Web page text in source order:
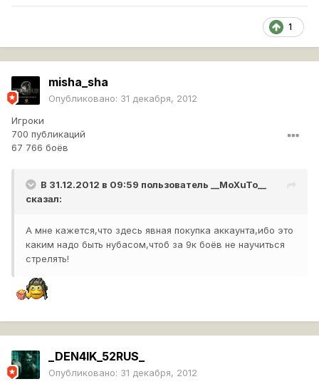
1
misha_sha
Опубликовано: 31 декабря, 2012
Игроки
700 публикаций
67 766 боёв
В 31.12.2012 в 09:59 пользователь __MoXuTo__
сказал:
А мне кажется,что здесь явная покупка аккаунта,ибо это
каким надо быть нубасом,чтоб за 9к боёв не научиться
стрелять!
_DEN4IK_52RUS_
Опубликовано: 31 декабря, 2012